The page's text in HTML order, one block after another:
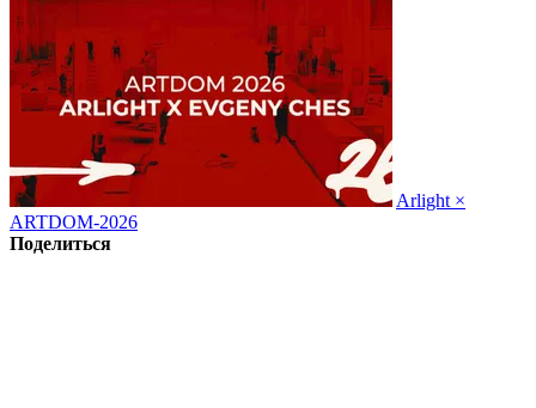
Arlight ×
ARTDOM-2026
Поделиться